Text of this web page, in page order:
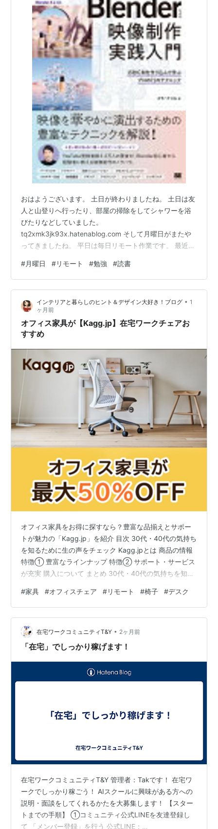
おはようございます。 土日が終わりましたね。 土日は友
人と山登りへ行ったり、部屋の掃除をしてシャワーを浴
びたりなどしていました。
tq2xmk3jk93x.hatenablog.com そして月曜日がまたや
ってきましたね。 平日は毎日リモート作業です。 最近は
を作れるソフトなんですが、色々と勉強しているだけで
も楽しいです。 思うがままに作れたらもっと楽しいので
しょうね。 Blenderってエヴァンゲリオンの映画にも使
われているそうです。 それくらいの技術力があれば個人
事業としてやっていけそうな気もします。 だからとにか
く勉強をして使…
#月曜日 #リモート #勉強 #読書
インテリアと暮らしのヒント＆デザイン大好き！ブログ • 1
ヶ月前
オフィス家具が【Kagg.jp】在宅ワークチェアお
すすめ
オフィス家具をお得に探すなら？豊富な品揃えとサポー
トが魅力の「Kagg.jp」を紹介 目次 30代・40代の気持ち
を知るために生の声をチェック Kagg.jpとは 商品の情報
特徴① 豊富なラインナップ 特徴② サポート・サービス
が充実 購入について まとめ 30代・40代の気持ちを知る
が大きく変わる方も少なくありません。 在宅勤務が増え
たことで、自宅のデスクやチェアを見直したいと考える
人や、会社の移転・レイアウト変更に伴い、オフィス家
具をまとめて探す担当者も増えています。 実際によく見
られる声としては、 長時間座っても使いやすいチェアを
#家具 #オフィスチェア #リモート #椅子 #デスク
在宅ワークコミュニティT&Y • 2ヶ月前
「在宅」でしっかり稼げます！
在宅ワークコミュニティT&Y 管理者：Takです！ 在宅ワ
ークでしっかり稼ごう！ AIスクールに興味がある方への
説明・面談をしてくれるかたを大募集します！ 【スター
トまでの手順】 ①コミュニティ公式LINEを友達登録し
て 「メンバー登録」を行う 公式LINE：